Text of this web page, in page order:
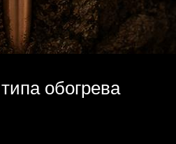
обогрева